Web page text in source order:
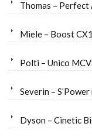
Thomas – Perfect
Miele – Boost
Polti – Unico
Severin –
Dyson – Cinetic